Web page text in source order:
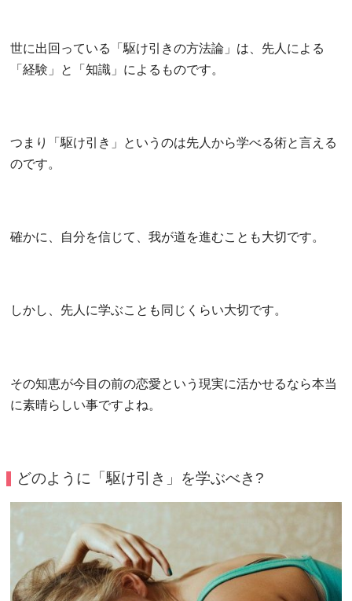
世に出回っている「駆け引きの方法論」は、先人による
「経験」と「知識」によるものです。
つまり「駆け引き」というのは先人から学べる術と言える
のです。
確かに、自分を信じて、我が道を進むことも大切です。
しかし、先人に学ぶことも同じくらい大切です。
その知恵が今目の前の恋愛という現実に活かせるなら本当
に素晴らしい事ですよね。
どのように「駆け引き」を学ぶべき?